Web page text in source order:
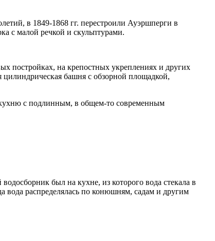
в 1849-1868 гг. перестроили Ауэршперги в
с малой речкой и скульптурами.
постройках, на крепостных укреплениях и других
цилиндрическая башня с обзорной площадкой,
с подлинным, в общем-то современным
был на кухне, из которого вода стекала в
вода распределялась по конюшням, садам и другим